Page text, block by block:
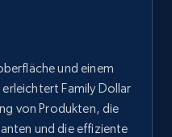
Gtin,
reviews, and
und einem
Family Dollar
von Produkten, die
und die effiziente